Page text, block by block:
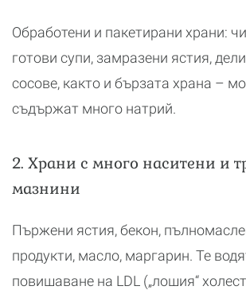
Обработени и пакетирани храни:
готови супи, замразени ястия,
сосове, както и бързата храна –
съдържат много натрий.
2. Храни с много наситени и
мазнини
Пържени ястия, бекон,
продукти, масло, маргарин. Те
повишаване на LDL („лошия“